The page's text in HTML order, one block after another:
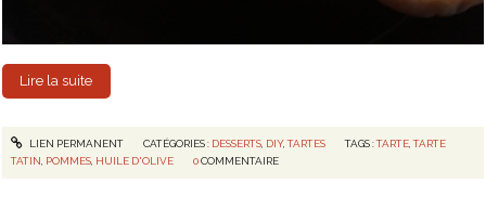
Lire la suite
LIEN PERMANENT CATÉGORIES : DESSERTS, DIY,TARTES TAGS :TARTE ,TARTE
TATIN POMMES HUILE D'OLIVE 0 COMMENTAIRE